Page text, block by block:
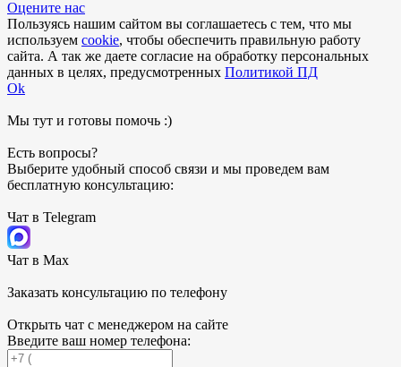
Оцените нас
Пользуясь нашим сайтом вы соглашаетесь с тем, что мы
используем cookie, чтобы обеспечить правильную работу
сайта. А так же даете согласие на обработку персональных
данных в целях, предусмотренных Политикой ПД
Ok
Мы тут и готовы помочь :)
Есть вопросы?
Выберите удобный способ связи и мы проведем вам
бесплатную консультацию:
Чат в Telegram
Чат в Max
Заказать консультацию по телефону
Открыть чат с менеджером на сайте
Введите ваш номер телефона: